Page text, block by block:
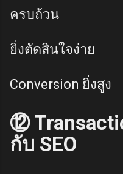
ครบถ้วน
ยิ่งตัดสินใจง่าย
Conversion ยิ่งสูง
⑫
กับ SEO